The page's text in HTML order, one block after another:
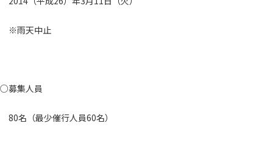
※雨天中止
○募集人員
80名（最少催行人員60名）